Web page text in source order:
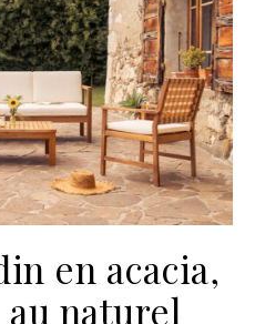
en acacia,
naturel